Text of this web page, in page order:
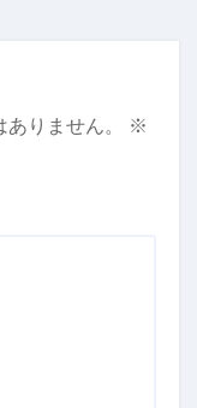
りません。
※